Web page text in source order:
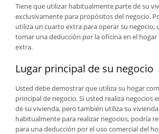
Tiene que utilizar habitualmente parte de su
exclusivamente para propósitos del negocio.
utiliza un cuarto extra para operar su negocio,
tomar una deducción por la oficina en el hogar
extra.
Lugar principal de su negocio
Usted debe demostrar que utiliza su hogar
principal de negocio. Si usted realiza negocios
de su vivienda, pero también utiliza su
habitualmente para realizar negocios, podría
para una deducción por el uso comercial del